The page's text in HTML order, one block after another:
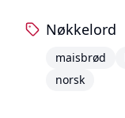
Nøkkelord
maisbrød
norsk